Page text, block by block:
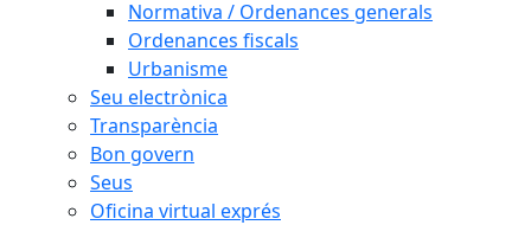
Normativa / Ordenances generals
Ordenances fiscals
Urbanisme
Seu electrònica
Transparència
Bon govern
Seus
Oficina virtual exprés